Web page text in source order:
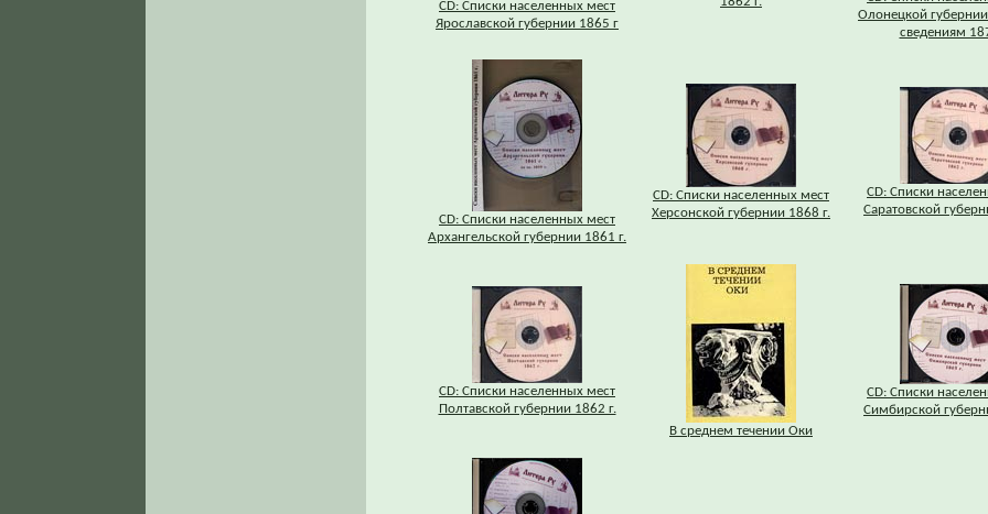
CD: Списки населенных мест
Ярославской губернии 1865 г
Олонецкой
сведениям
CD: Списки населенных мест
Архангельской губернии 1861 г.
CD: Списки населенных мест
Херсонской губернии 1868 г.
CD: Списки
Саратовской
CD: Списки населенных мест
Полтавской губернии 1862 г.
В среднем течении Оки
CD: Списки
Симбирской